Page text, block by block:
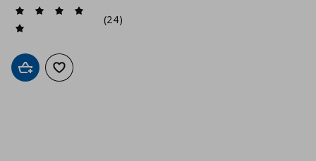
(24)
Προσθήκη στο καλάθι
Προσθήκη στα αγαπημένα